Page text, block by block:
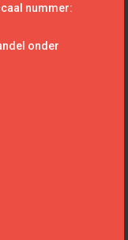
nummer:
onder